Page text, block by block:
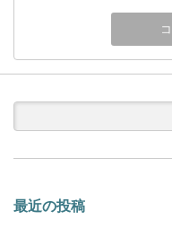
最近の投稿